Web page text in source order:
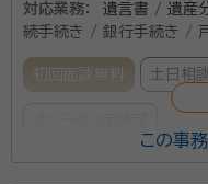
対応業務：
遺言書 / 遺産
続手続き / 銀行手続き /
初回面談無料 土日相
この事